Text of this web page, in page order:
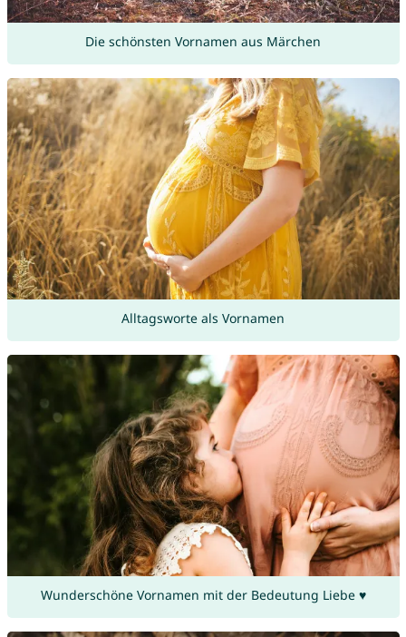
Die schönsten Vornamen aus Märchen
Alltagsworte als Vornamen
Wunderschöne Vornamen mit der Bedeutung Liebe ♥